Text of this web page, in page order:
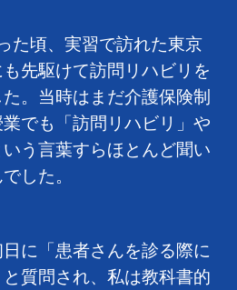
た頃、実習で訪れた東京
先駆けて訪問リハビリを
。当時はまだ介護保険制
でも「訪問リハビリ」や
いう言葉すらほとんど聞い
した。
に「患者さんを診る際に
質問され、私は教科書的